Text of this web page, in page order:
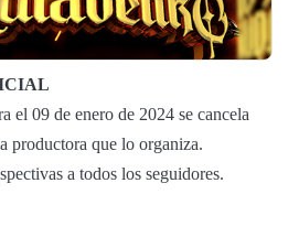
el 09 de enero de 2024 se cancela
productora que lo organiza.
a todos los seguidores.